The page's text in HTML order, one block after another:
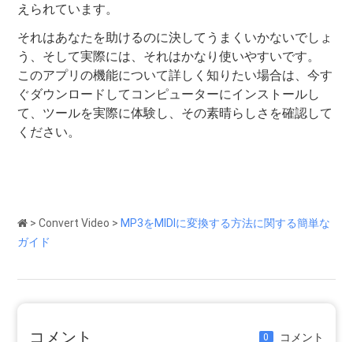
えられています。
それはあなたを助けるのに決してうまくいかないでしょ
う、そして実際には、それはかなり使いやすいです。
このアプリの機能について詳しく知りたい場合は、今す
ぐダウンロードしてコンピューターにインストールし
て、ツールを実際に体験し、その素晴らしさを確認して
ください。
>Convert Video > MP3をMIDIに変換する方法に関する簡単な
ガイド
コメント 0 コメント